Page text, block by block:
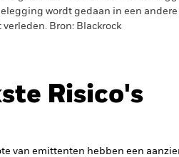
wordt gedaan in een
Bron: Blackrock
Risico's
van emittenten hebben een